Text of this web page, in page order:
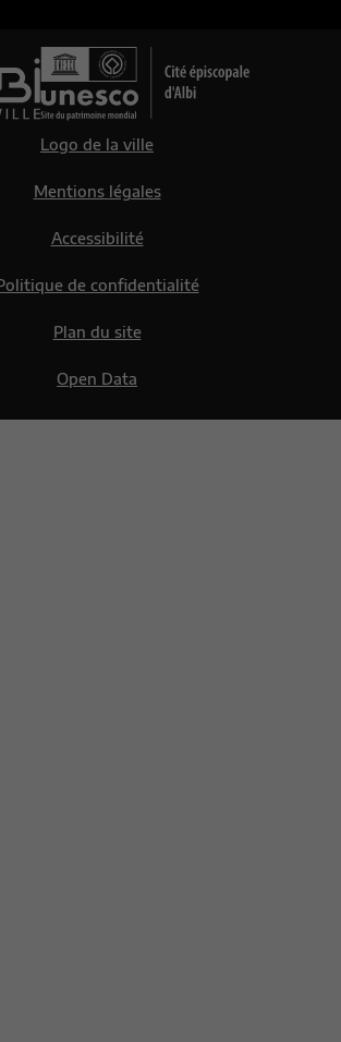
Logo de la ville
Mentions légales
Accessibilité
de confidentialité
Plan du site
Open Data